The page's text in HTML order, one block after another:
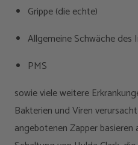
Grippe (die echte)
Allgemeine Schwäche des
PMS
sowie viele weitere
Bakterien und Viren
angebotenen Zapper